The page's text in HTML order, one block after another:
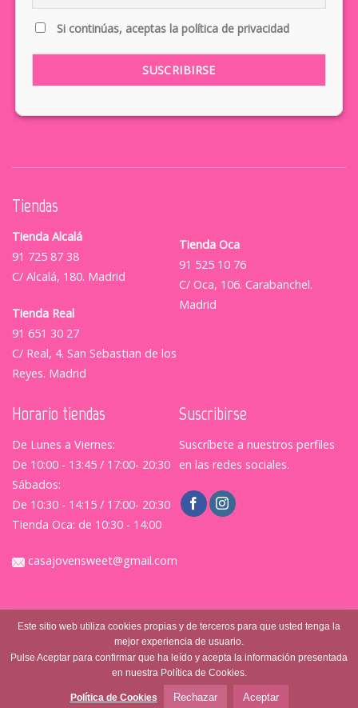
Si continúas, aceptas la política de privacidad
Tiendas
Tienda Alcalá
91 725 87 38
C/ Alcalá, 180. Madrid
Tienda Real
91 651 30 27
C/ Real, 4. San Sebastian de los
Reyes. Madrid
Tienda Oca
91 525 10 76
C/ Oca, 106. Carabanchel.
Madrid
Horario tiendas
De Lunes a Viernes:
De 10:00 - 13:45 / 17:00- 20:30
Sábados:
De 10:30 - 14:15 / 17:00- 20:30
Tienda Oca: de 10:30 - 14:00
Suscribirse
Suscríbete a nuestros perfiles
en las redes sociales.
casajovensweet@gmail.com
© Casajovensweet 2026 | Casa Joven Suite S.L.
|Política de Privacidad|Terminos y Condiciones
Este sitio web utiliza cookies propias y de terceros para que usted tenga la
mejor experiencia de usuario.
Pulse Aceptar para confirmar que ha leído y acepta la información presentada
en nuestra Política de Cookies.
Política de Cookies Rechazar Aceptar